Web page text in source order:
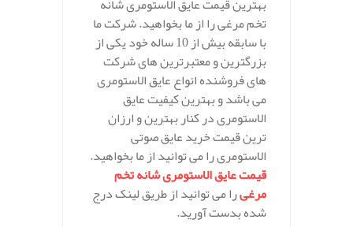
تخم مرغی را از ما بخواهید. شرکت ما
با سابقه بیش از 10 ساله خود یکی از
بزرگترین و معتبرترین های شرکت
های فروشنده انواع عایق الاستومری
می باشد و بهترین کیفیت عایق
الاستومری در کنار بهترین و ارزان
ترین قیمت خرید عایق صوتی
الاستومری را می توانید از ما بخواهید.
قیمت عایق الاستومری شانه تخم
مرغیرا می توانید از طریق لینک درج
شده بدست آورید.